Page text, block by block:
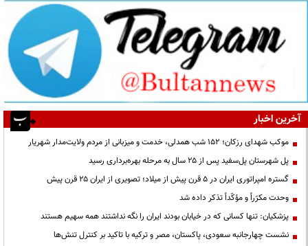
آخرین اخبار
موکب شهدای رزکان؛ ۱۵۲ شب همدلی، خدمت و میزبانی از مردم ولایت‌مدار شهریار
پل شهرستان پل‌سفید پس از ۲۵ سال به مرحله بهره‌برداری رسید
گستره امپراتوری ایران در ۵ قرن پیش از میلاد؛ تصویری از ایران ۲۵ قرن پیش
وحدت مکرّراً و مؤکّداً تذکر داده شد
پزشکیان: تنها کسانی که در خیابان بودند ایران را نگه نداشتند همه سهیم هستند
نشست چهارجانبه سعودی، پاکستان، مصر و ترکیه با تاکید بر کنترل تنش‌ها